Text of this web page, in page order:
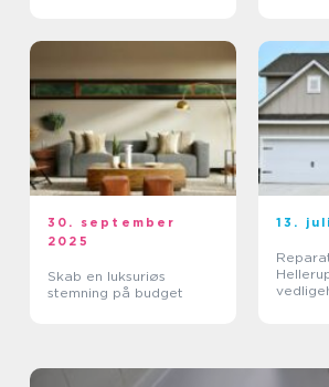
30. september
2025
Skab en luksuriøs
stemning på budget
13.